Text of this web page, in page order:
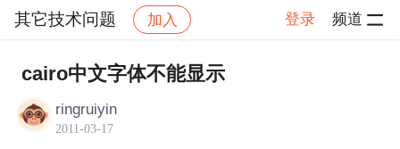
其它技术问题 加入 登录 频道
社区 其它技术问题 帖子详情
cairo中文字体不能显示
ringruiyin
2011-03-17